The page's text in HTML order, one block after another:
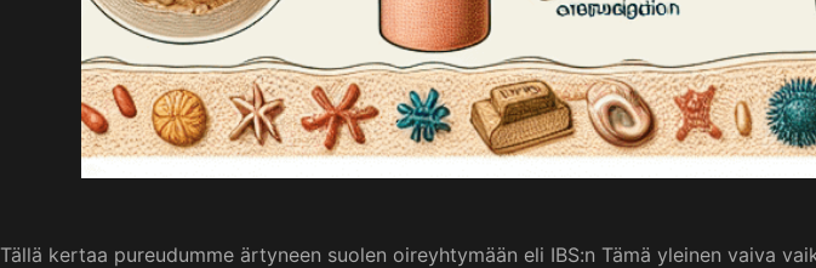
Tällä kertaa pureudumme ärtyneen suolen oireyhtymään eli IBS:n Tämä yleinen vaiva